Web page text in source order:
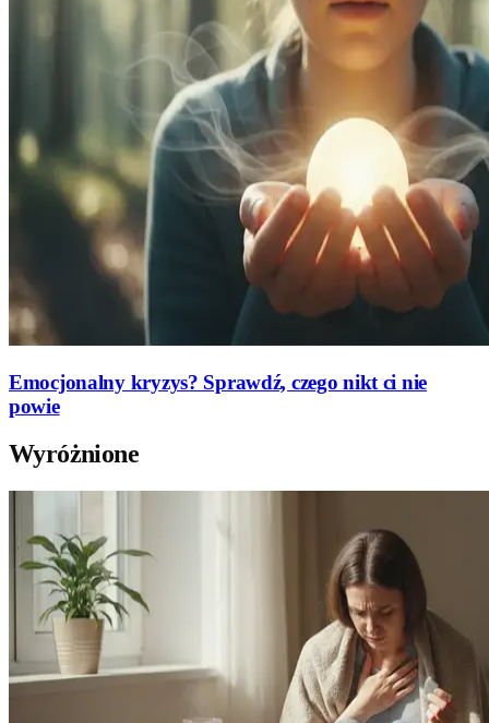
Emocjonalny kryzys? Sprawdź, czego nikt ci nie
powie
Wyróżnione